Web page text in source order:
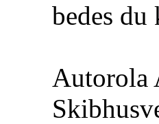
bedes du
Autorola